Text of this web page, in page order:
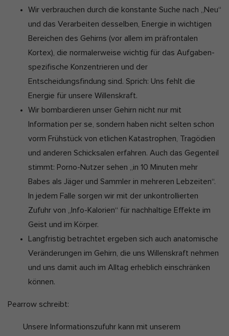
Wir verbrauchen durch die konstante Suche nach „Neu“
und das Verarbeiten desselben, Energie in wichtigen
Bereichen des Gehirns (vor allem im präfrontalen
Kortex), die normalerweise wichtig für das Aufgaben-
spezifische Konzentrieren und der
Entscheidungsfindung sind. Sprich: Uns fehlt die
Energie für unsere Willenskraft.
Wir bombardieren unser Gehirn nicht nur mit
Information per se, sondern haben nicht selten schon
vorm Frühstück von etlichen Katastrophen, Tragödien
und anderen Schicksalen erfahren. Auch das Gegenteil
stimmt: Porno-Nutzer sehen „in 10 Minuten mehr
Babes als Jäger und Sammler in mehreren Lebzeiten“.
In jedem Falle sorgen wir mit der unkontrollierten
Zufuhr von „Info-Kalorien“ für nachhaltige Effekte im
Geist und im Körper.
Langfristig betrachtet ergeben sich auch anatomische
Veränderungen im Gehirn, die uns Willenskraft nehmen
und uns damit auch im Alltag erheblich einschränken
können.
Pearrow schreibt:
Unsere Informationszufuhr kann mit unserem